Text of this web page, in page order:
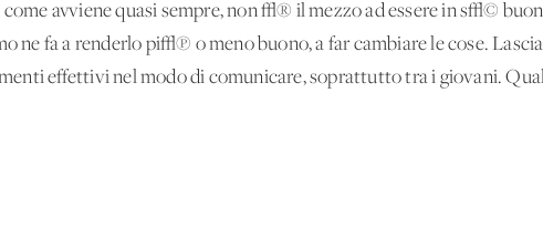
avviene quasi sempre, non √® il mezzo ad essere in s√©
ne fa a renderlo pi√π o meno buono, a far cambiare le cose.
effettivi nel modo di comunicare, soprattutto tra i giovani.